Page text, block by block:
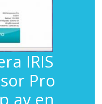
IRIS
Pro
av en